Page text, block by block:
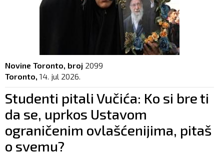
Novine Toronto, broj 2099
Toronto, 14. jul 2026.
Studenti pitali Vučića: Ko si bre ti
da se, uprkos Ustavom
ograničenim ovlašćenijima, pitaš
o svemu?